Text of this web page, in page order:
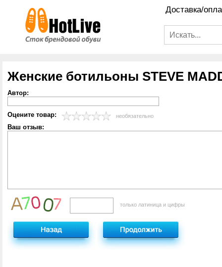
Доставка/
Женские ботильоны STEVE
Автор:
Оцените товар: необязательно
Ваш отзыв:
только латиница и цифры